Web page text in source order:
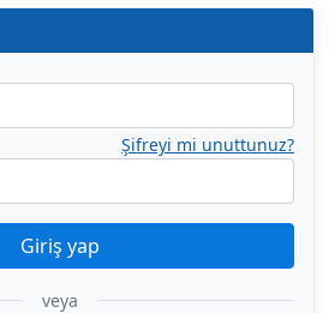
Şifreyi mi unuttunuz?
Giriş yap
veya